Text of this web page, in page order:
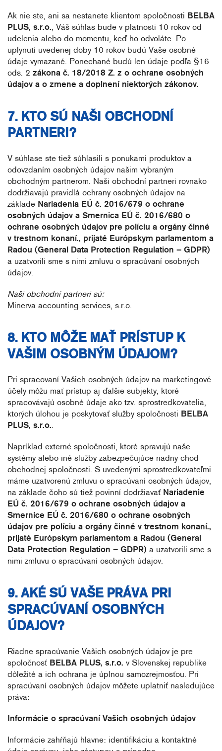
Ak nie ste, ani sa nestanete klientom spoločnosti BELBA
PLUS, s.r.o., Váš súhlas bude v platnosti 10 rokov od
udelenia alebo do momentu, keď ho odvoláte. Po
uplynutí uvedenej doby 10 rokov budú Vaše osobné
údaje vymazané. Ponechané budú len údaje podľa §16
ods. 2 zákona č. 18/2018 Z. z o ochrane osobných
údajov a o zmene a doplnení niektorých zákonov.
7. KTO SÚ NAŠI OBCHODNÍ
PARTNERI?
V súhlase ste tiež súhlasili s ponukami produktov a
odovzdaním osobných údajov našim vybraným
obchodným partnerom. Naši obchodní partneri rovnako
dodržiavajú pravidlá ochrany osobných údajov na
základe Nariadenia EÚ č. 2016/679 o ochrane
osobných údajov a Smernica EÚ č. 2016/680 o
ochrane osobných údajov pre políciu a orgány činné
v trestnom konaní., prijaté Európskym parlamentom a
Radou (General Data Protection Regulation – GDPR)
a uzatvorili sme s nimi zmluvu o spracúvaní osobných
údajov.
Naši obchodní partneri sú:
Minerva accounting services, s.r.o.
8. KTO MÔŽE MAŤ PRÍSTUP K
VAŠIM OSOBNÝM ÚDAJOM?
Pri spracovaní Vašich osobných údajov na marketingové
účely môžu mať prístup aj ďalšie subjekty, ktoré
spracovávajú osobné údaje ako tzv. sprostredkovatelia,
ktorých úlohou je poskytovať služby spoločnosti BELBA
PLUS, s.r.o..
Napríklad externé spoločnosti, ktoré spravujú naše
systémy alebo iné služby zabezpečujúce riadny chod
obchodnej spoločnosti. S uvedenými sprostredkovateľmi
máme uzatvorenú zmluvu o spracúvaní osobných údajov,
na základe čoho sú tiež povinní dodržiavať Nariadenie
EÚ č. 2016/679 o ochrane osobných údajov a
Smernice EÚ č. 2016/680 o ochrane osobných
údajov pre políciu a orgány činné v trestnom konaní.,
prijaté Európskym parlamentom a Radou (General
Data Protection Regulation – GDPR) a uzatvorili sme s
nimi zmluvu o spracúvaní osobných údajov.
9. AKÉ SÚ VAŠE PRÁVA PRI
SPRACÚVANÍ OSOBNÝCH
ÚDAJOV?
Riadne spracúvanie Vašich osobných údajov je pre
spoločnosť BELBA PLUS, s.r.o. v Slovenskej republike
dôležité a ich ochrana je úplnou samozrejmosťou. Pri
spracúvaní osobných údajov môžete uplatniť nasledujúce
práva:
Informácie o spracúvaní Vašich osobných údajov
Informácie zahŕňajú hlavne: identifikáciu a kontaktné